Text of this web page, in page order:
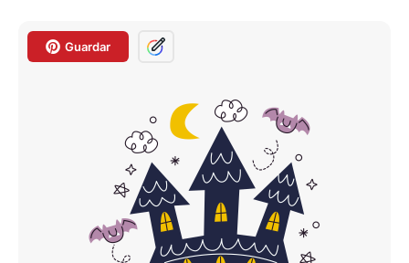
Guardar